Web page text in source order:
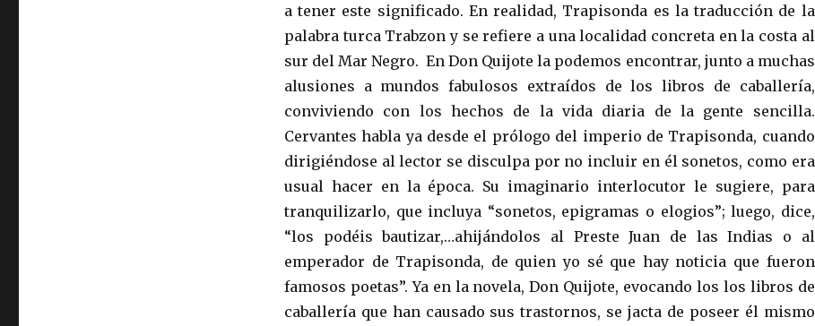
a tener este significado. En realidad, Trapisonda es la traducción de la
palabra turca Trabzon y se refiere a una localidad concreta en la costa al
sur del Mar Negro. En Don Quijote la podemos encontrar, junto a muchas
alusiones a mundos fabulosos extraídos de los libros de caballería,
conviviendo con los hechos de la vida diaria de la gente sencilla.
Cervantes habla ya desde el prólogo del imperio de Trapisonda, cuando
dirigiéndose al lector se disculpa por no incluir en él sonetos, como era
usual hacer en la época. Su imaginario interlocutor le sugiere, para
tranquilizarlo, que incluya “sonetos, epigramas o elogios”; luego, dice,
“los podéis bautizar,…ahijándolos al Preste Juan de las Indias o al
emperador de Trapisonda, de quien yo sé que hay noticia que fueron
famosos poetas”. Ya en la novela, Don Quijote, evocando los los libros de
caballería que han causado sus trastornos, se jacta de poseer él mismo